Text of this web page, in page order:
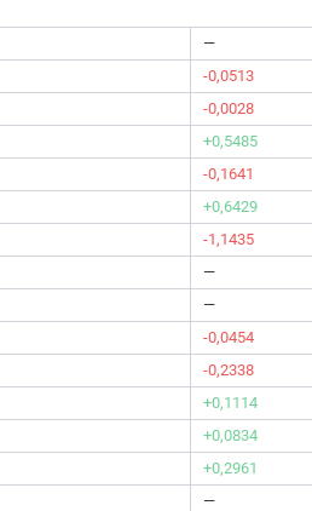
—
-0,0513
-0,0028
+0,5485
-0,1641
+0,6429
-1,1435
—
—
-0,0454
-0,2338
+0,1114
+0,0834
+0,2961
—